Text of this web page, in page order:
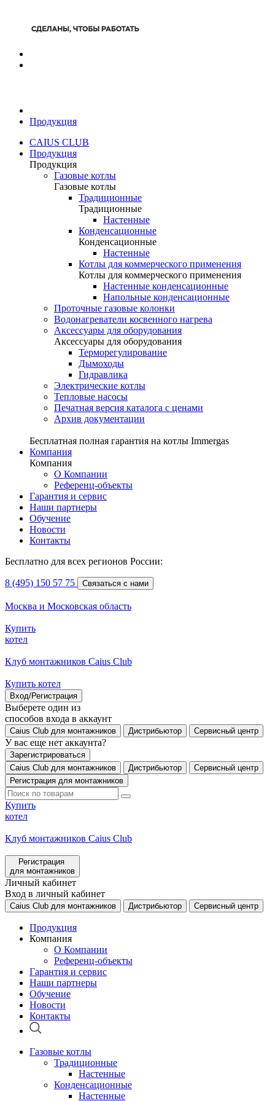
Продукция
CAIUS CLUB
Продукция
Продукция
Газовые котлы
Газовые котлы
Традиционные
Традиционные
Настенные
Конденсационные
Конденсационные
Настенные
Котлы для коммерческого применения
Котлы для коммерческого применения
Настенные конденсационные
Напольные конденсационные
Проточные газовые колонки
Водонагреватели косвенного нагрева
Аксессуары для оборудования
Аксессуары для оборудования
Терморегулирование
Дымоходы
Гидравлика
Электрические котлы
Тепловые насосы
Печатная версия каталога с ценами
Архив документации
Бесплатная полная гарантия на котлы Immergas
Компания
Компания
О Компании
Референц-объекты
Гарантия и сервис
Наши партнеры
Обучение
Новости
Контакты
Бесплатно для всех регионов России:
8 (495) 150 57 75 Связаться с нами
Москва и Московская область
Купить
котел
Клуб монтажников Caius Club
Купить котел
Вход/Регистрация
Выберете один из
способов входа в аккаунт
Caius Club для монтажников Дистрибьютор Сервисный центр
У вас еще нет аккаунта?
Зарегистрироваться
Caius Club для монтажников
Дистрибьютор
Сервисный центр
Регистрация для монтажников
Купить
котел
Клуб монтажников Caius Club
Регистрация
для монтажников
Личный кабинет
Вход в личный кабинет
Caius Club для монтажников Дистрибьютор Сервисный центр
Продукция
Компания
О Компании
Референц-объекты
Гарантия и сервис
Наши партнеры
Обучение
Новости
Контакты
Газовые котлы
Традиционные
Настенные
Конденсационные
Настенные